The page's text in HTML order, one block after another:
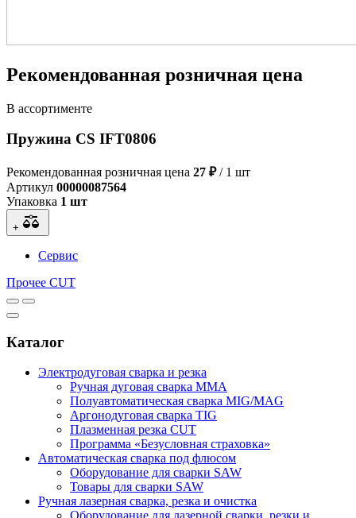
Рекомендованная розничная цена
В ассортименте
Пружина CS IFT0806
Рекомендованная розничная цена 27 ₽/ 1 шт
Артикул 00000087564
Упаковка 1 шт
+
Сервис
Прочее CUT
Каталог
Электродуговая сварка и резка
Ручная дуговая сварка MMA
Полуавтоматическая сварка MIG/MAG
Аргонодуговая сварка TIG
Плазменная резка CUT
Программа «Безусловная страховка»
Автоматическая сварка под флюсом
Оборудование для сварки SAW
Товары для сварки SAW
Ручная лазерная сварка, резка и очистка